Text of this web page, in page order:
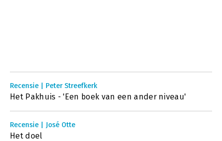
Recensie | Peter Streefkerk
Het Pakhuis - 'Een boek van een ander niveau'
Recensie | José Otte
Het doel